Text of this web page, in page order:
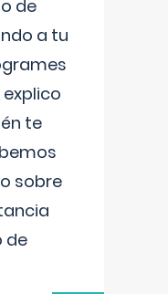
de
a tu
te
sobre
de